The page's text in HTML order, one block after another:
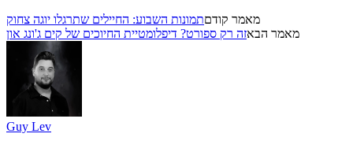
מאמר קודםתמונות השבוע: החיילים שתרגלו יוגה צחוק
מאמר הבאזה רק ספורט? דיפלומטיית החיוכים של קים ג'ונג און
Guy Lev